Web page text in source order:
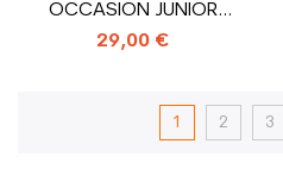
OCCASION JUNIOR
TECNICA COCHISE...
29,00 €
1 2 3